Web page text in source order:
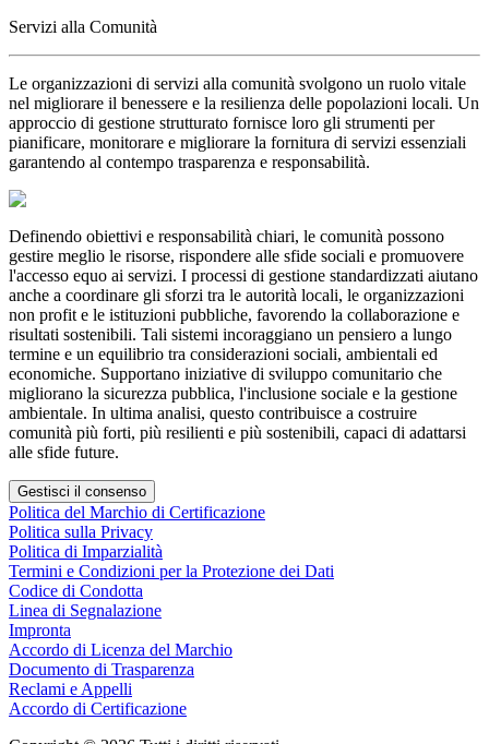
Servizi alla Comunità
Le organizzazioni di servizi alla comunità svolgono un ruolo vitale
nel migliorare il benessere e la resilienza delle popolazioni locali. Un
approccio di gestione strutturato fornisce loro gli strumenti per
pianificare, monitorare e migliorare la fornitura di servizi essenziali
garantendo al contempo trasparenza e responsabilità.
Definendo obiettivi e responsabilità chiari, le comunità possono
gestire meglio le risorse, rispondere alle sfide sociali e promuovere
l'accesso equo ai servizi. I processi di gestione standardizzati aiutano
anche a coordinare gli sforzi tra le autorità locali, le organizzazioni
non profit e le istituzioni pubbliche, favorendo la collaborazione e
risultati sostenibili. Tali sistemi incoraggiano un pensiero a lungo
termine e un equilibrio tra considerazioni sociali, ambientali ed
economiche. Supportano iniziative di sviluppo comunitario che
migliorano la sicurezza pubblica, l'inclusione sociale e la gestione
ambientale. In ultima analisi, questo contribuisce a costruire
comunità più forti, più resilienti e più sostenibili, capaci di adattarsi
alle sfide future.
Gestisci il consenso
Politica del Marchio di Certificazione
Politica sulla Privacy
Politica di Imparzialità
Termini e Condizioni per la Protezione dei Dati
Codice di Condotta
Linea di Segnalazione
Impronta
Accordo di Licenza del Marchio
Documento di Trasparenza
Reclami e Appelli
Accordo di Certificazione